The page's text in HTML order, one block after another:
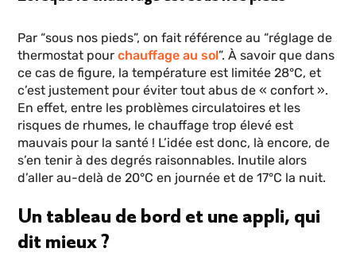
Par “sous nos pieds”, on fait référence au “réglage de
thermostat pourchauffage au sol”. À savoir que dans
ce cas de figure, la température est limitée 28°C, et
c’est justement pour éviter tout abus de « confort ».
En effet, entre les problèmes circulatoires et les
risques de rhumes, le chauffage trop élevé est
mauvais pour la santé ! L’idée est donc, là encore, de
s’en tenir à des degrés raisonnables. Inutile alors
d’aller au-delà de 20°C en journée et de 17°C la nuit.
Un tableau de bord et une appli, qui
dit mieux ?